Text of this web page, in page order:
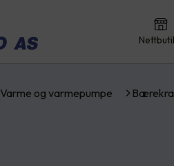
Varme og varmepumpe